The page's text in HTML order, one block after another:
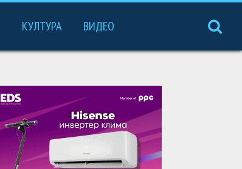
КУЛТУРА ВИДЕО